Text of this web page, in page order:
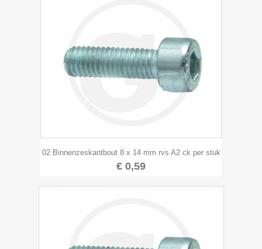
02 Binnenzeskantbout 8 x 14 mm rvs A2 ck per stuk
€ 0,59